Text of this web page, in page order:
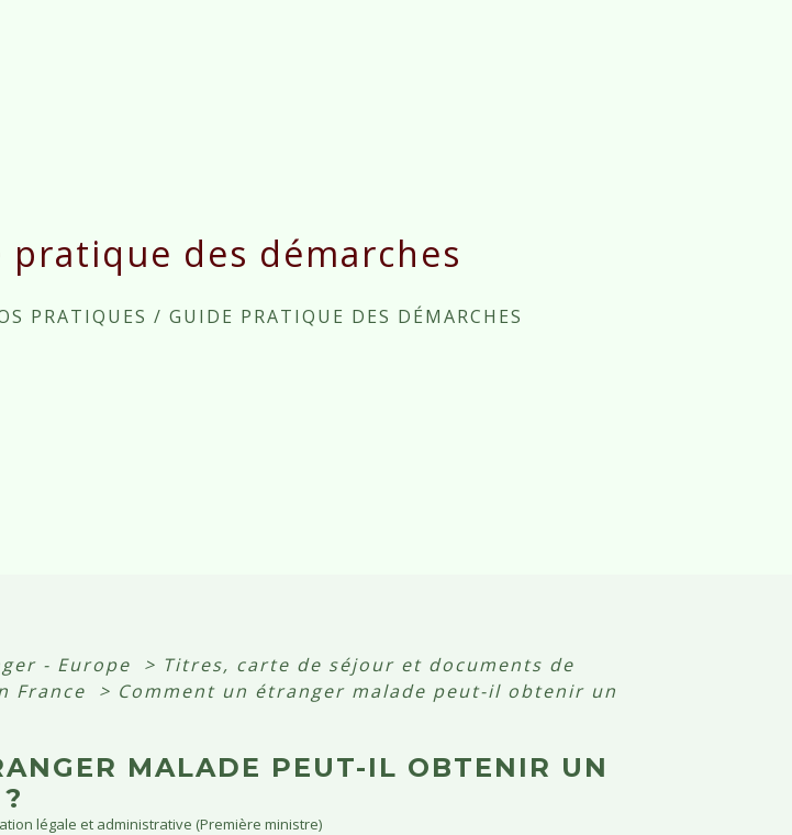
pratique des démarches
PRATIQUES / GUIDE PRATIQUE DES DÉMARCHES
- Europe > Titres, carte de séjour et documents de
France
> Comment un étranger malade peut-il obtenir un
MALADE PEUT-IL OBTENIR UN
légale et administrative (Première ministre)